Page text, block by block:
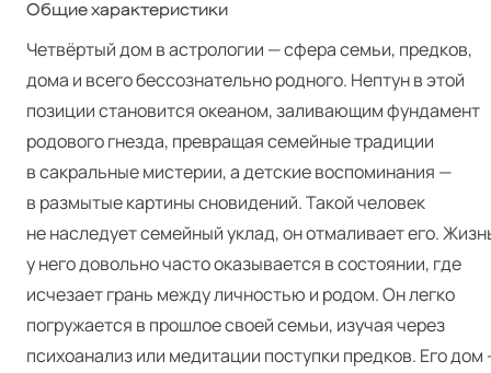
Общие характеристики
Четвёртый дом в астрологии — сфера семьи, предков,
дома и всего бессознательно родного. Нептун в этой
позиции становится океаном, заливающим фундамент
родового гнезда, превращая семейные традиции
в сакральные мистерии, а детские воспоминания —
в размытые картины сновидений. Такой человек
не наследует семейный уклад, он отмаливает его.
у него довольно часто оказывается в состоянии, где
исчезает грань между личностью и родом. Он легко
погружается в прошлое своей семьи, изучая через
психоанализ или медитации поступки предков. Его дом